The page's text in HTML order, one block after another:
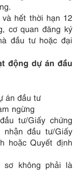
hết thời hạn 12
cơ quan đăng ký
đầu tư hoặc đại
động dự án đầu
án đầu tư
ngừng
tư/Giấy chứng
đầu tư/Giấy
hoặc Quyết định
sơ không phải là